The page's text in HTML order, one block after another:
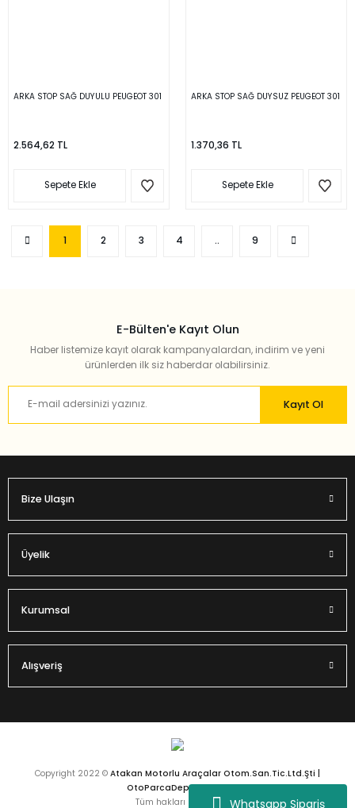
Whatsapp Sipariş
ARKA STOP SAĞ DUYULU PEUGEOT 301
2.564,62 TL
Sepete Ekle
ARKA STOP SAĞ DUYSUZ PEUGEOT 301
1.370,36 TL
Sepete Ekle
1 2 3 4 .. 9
E-Bülten'e Kayıt Olun
Haber listemize kayıt olarak kampanyalardan, indirim ve yeni
ürünlerden ilk siz haberdar olabilirsiniz.
Kayıt Ol
Bize Ulaşın
Üyelik
Kurumsal
Alışveriş
Copyright 2022 © Atakan Motorlu Araçalar Otom.San.Tic.Ltd.Şti |
OtoParcaDeposu.com
Tüm hakları saklıdır.